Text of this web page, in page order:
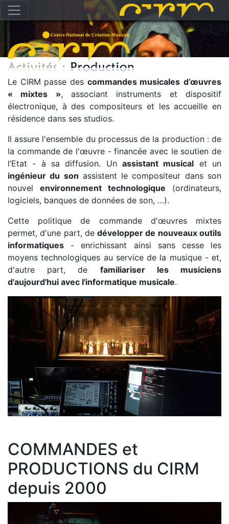
Le CIRM passe des commandes musicales d’œuvres
« mixtes », associant instruments et dispositif
électronique, à des compositeurs et les accueille en
résidence dans ses studios.
Il assure l'ensemble du processus de la production : de
la commande de l'œuvre - financée avec le soutien de
l’Etat - à sa diffusion. Un assistant musical et un
ingénieur du son assistent le compositeur dans son
nouvel environnement technologique (ordinateurs,
logiciels, banques de données de son, …).
Cette politique de commande d'œuvres mixtes
permet, d'une part, dedévelopper de nouveaux outils
informatiques - enrichissant ainsi sans cesse les
moyens technologiques au service de la musique - et,
d'autre part, de familiariser les musiciens
d'aujourd'hui avec l'informatique musicale.
COMMANDES et
PRODUCTIONS du CIRM
depuis 2000